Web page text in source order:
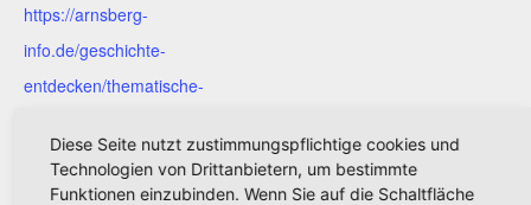
https://arnsberg-
info.de/geschichte-
entdecken/thematische-
grafen_-kurfuersten-und-
preussen/
Diese Seite nutzt zustimmungspflichtige cookies und
Technologien von Drittanbietern, um bestimmte
Funktionen einzubinden. Wenn Sie auf die Schaltfläche